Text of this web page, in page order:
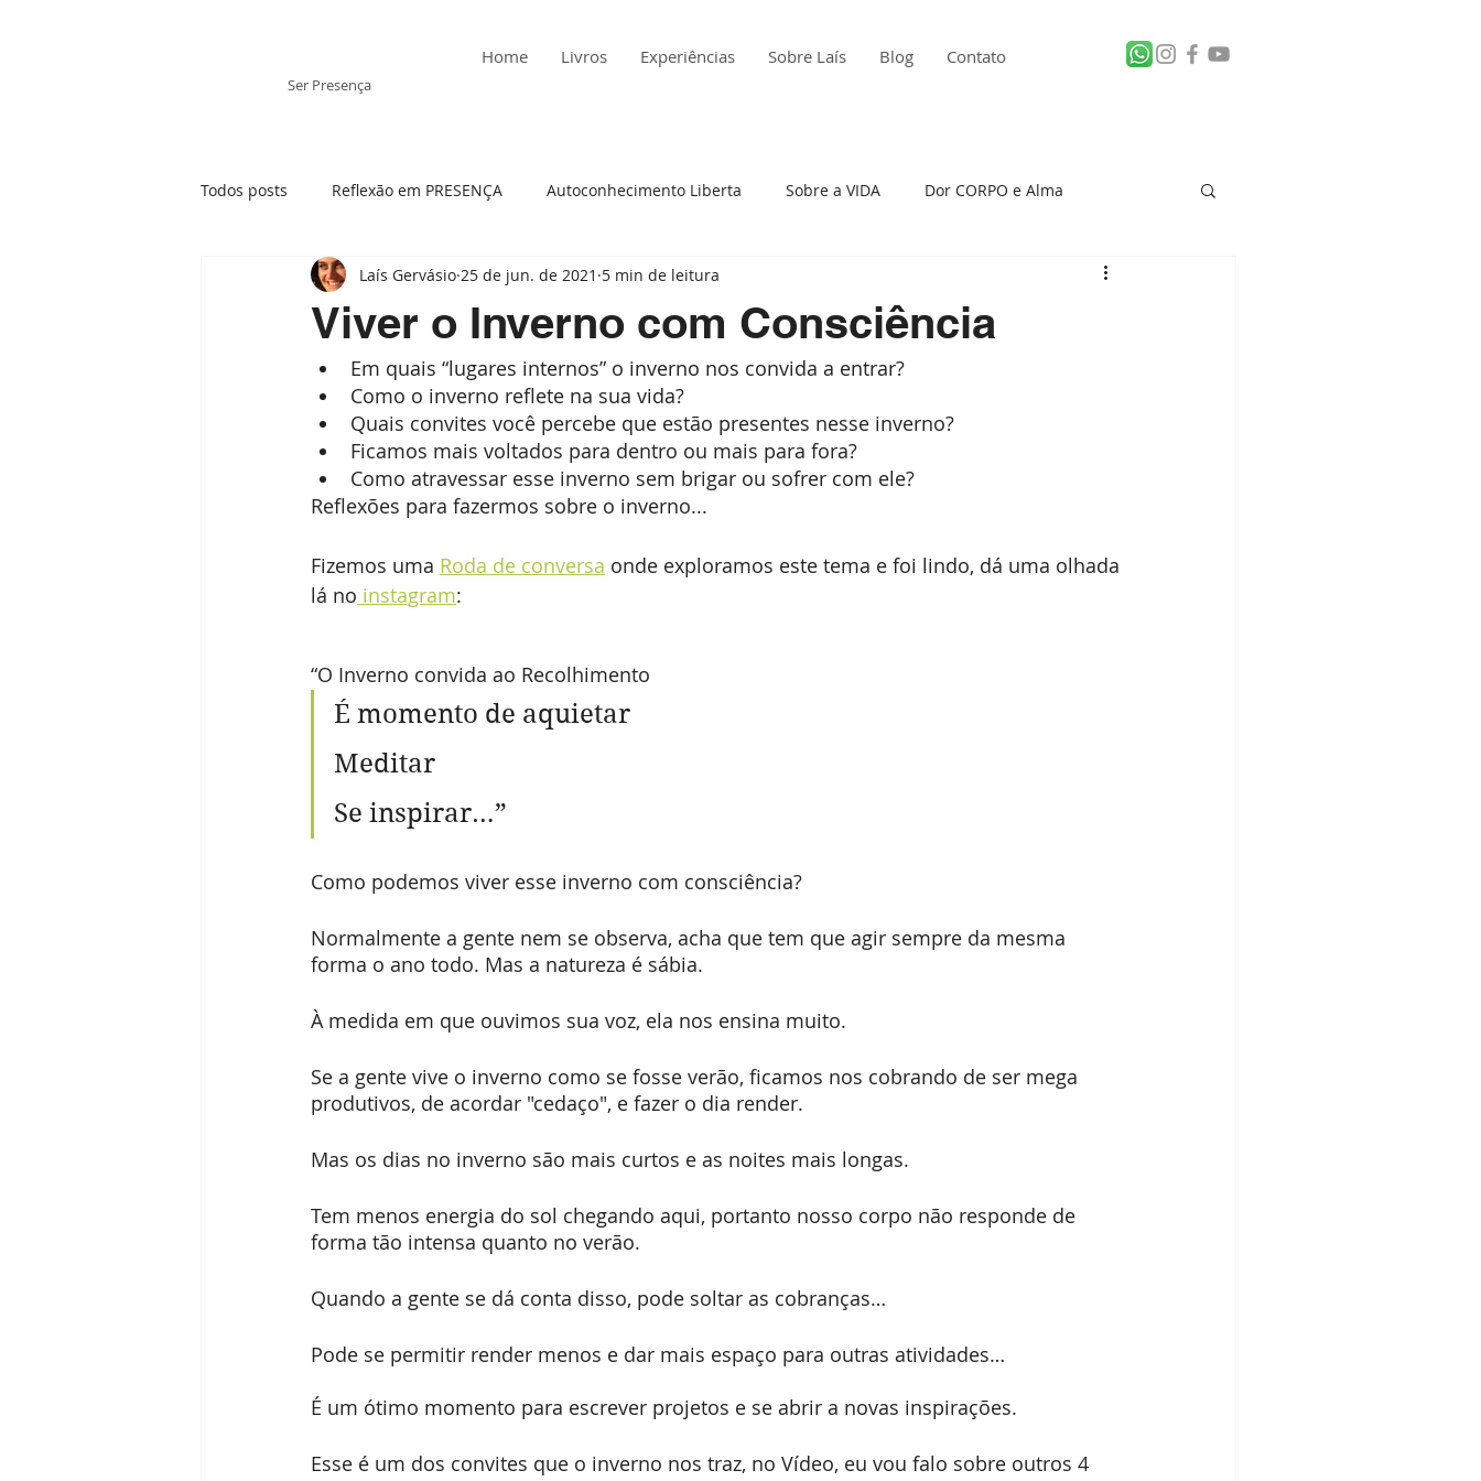
Ser Presença
Home Livros Experiências Sobre Laís Blog Contato
Todos posts Reflexão em PRESENÇA Autoconhecimento Liberta Sobre a VIDA Dor CORPO e Alma
Tratamento Integrativo Ansiedade Histórias da Minha Vida
Mãe- visão sistêmica Momento Presente Raiva Depressão Viagem em Presença
Presença e os elementos da Natureza Auto cobrança
Viver o Inverno com Consciência
Laís Gervásio 25 de jun. de 2021 5 min de leitura
Em quais “lugares internos” o inverno nos convida a entrar?
Como o inverno reflete na sua vida?
Quais convites você percebe que estão presentes nesse inverno?
Ficamos mais voltados para dentro ou mais para fora?
Como atravessar esse inverno sem brigar ou sofrer com ele?
Reflexões para fazermos sobre o inverno...
Fizemos uma Roda de conversa onde exploramos este tema e foi lindo, dá uma olhada
lá no instagram:
“O Inverno convida ao Recolhimento
É momento de aquietar
Meditar
Se inspirar…”
Como podemos viver esse inverno com consciência?
Normalmente a gente nem se observa, acha que tem que agir sempre da mesma
forma o ano todo. Mas a natureza é sábia.
À medida em que ouvimos sua voz, ela nos ensina muito.
Se a gente vive o inverno como se fosse verão, ficamos nos cobrando de ser mega
produtivos, de acordar "cedaço", e fazer o dia render.
Mas os dias no inverno são mais curtos e as noites mais longas.
Tem menos energia do sol chegando aqui, portanto nosso corpo não responde de
forma tão intensa quanto no verão.
Quando a gente se dá conta disso, pode soltar as cobranças…
Pode se permitir render menos e dar mais espaço para outras atividades…
É um ótimo momento para escrever projetos e se abrir a novas inspirações.
Esse é um dos convites que o inverno nos traz, no Vídeo, eu vou falo sobre outros 4